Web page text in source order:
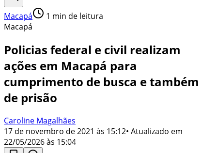
Macapá 1 min de leitura
Macapá
Policias federal e civil realizam
ações em Macapá para
cumprimento de busca e também
de prisão
Caroline Magalhães
17 de novembro de 2021 às 15:12• Atualizado em
22/05/2026 às 15:04